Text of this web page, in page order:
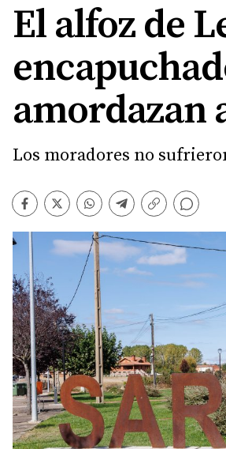
El alfoz de
amordazan
Los moradores no
Facebook
TwitterWhatsapp
Telegram
Copiar
enlace
Comentarios